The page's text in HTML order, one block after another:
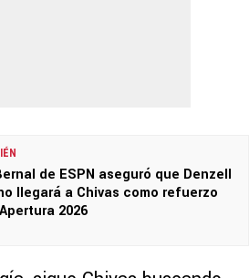
de ESPN aseguró que Denzell
llegará a Chivas como refuerzo
2026